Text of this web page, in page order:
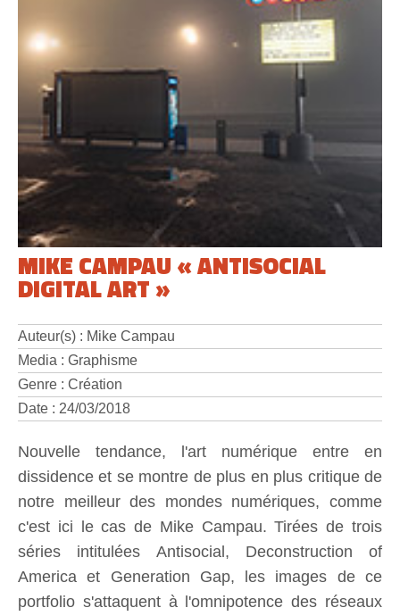
MIKE CAMPAU « ANTISOCIAL
DIGITAL ART »
Auteur(s) : Mike Campau
Media : Graphisme
Genre : Création
Date : 24/03/2018
Nouvelle tendance, l'art numérique entre en
dissidence et se montre de plus en plus critique de
notre meilleur des mondes numériques, comme
c'est ici le cas de Mike Campau. Tirées de trois
séries intitulées Antisocial, Deconstruction of
America et Generation Gap, les images de ce
portfolio s'attaquent à l'omnipotence des réseaux